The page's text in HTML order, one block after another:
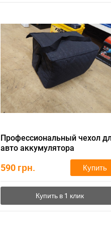
Профессиональный чехол
авто аккумулятора
590 грн. Купить